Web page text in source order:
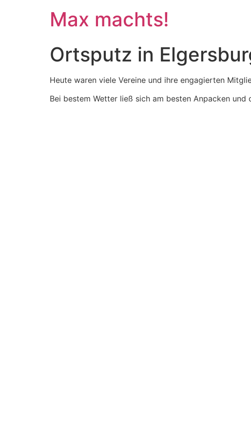
Max machts!
Ortsputz in
Heute waren viele Vereine und ihre engagierten
Bei bestem Wetter ließ sich am besten Anpacken und